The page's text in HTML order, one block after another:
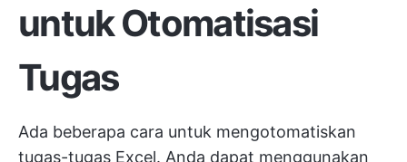
untuk Otomatisasi
Tugas
Ada beberapa cara untuk mengotomatiskan
tugas-tugas Excel. Anda dapat menggunakan